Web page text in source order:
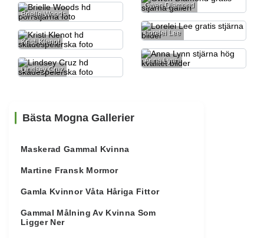
Gwen Diamond
Brielle Woods
Lorelei Lee
Kristi Klenot
Anna Lynn
Lindsey Cruz
Bästa Mogna Gallerier
Maskerad Gammal Kvinna
Martine Fransk Mormor
Gamla Kvinnor Våta Håriga Fittor
Gammal Målning Av Kvinna Som
Ligger Ner